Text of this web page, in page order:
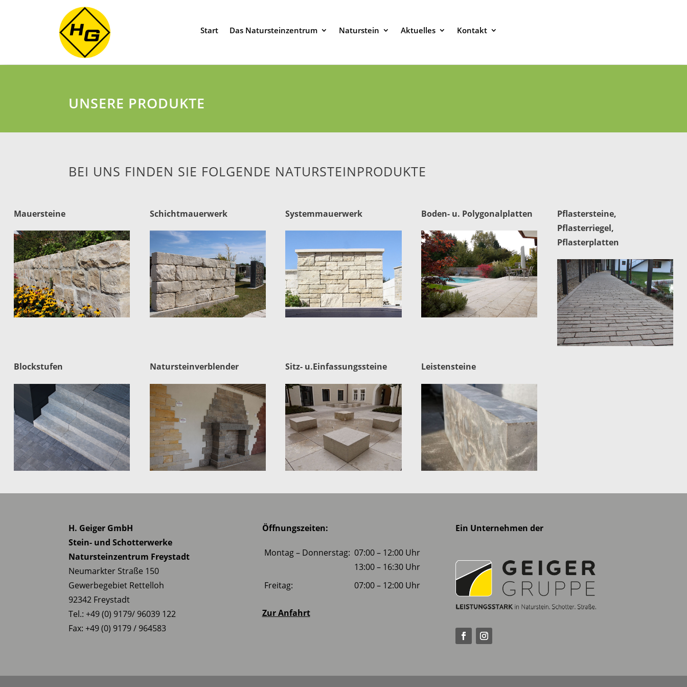
Start Das Natursteinzentrum Naturstein Aktuelles Kontakt
UNSERE PRODUKTE
BEI UNS FINDEN SIE FOLGENDE NATURSTEINPRODUKTE
Mauersteine Schichtmauerwerk Systemmauerwerk Boden- u. Polygonalplatten
Pflastersteine,
Pflasterriegel,
Pflasterplatten
Blockstufen Natursteinverblender Sitz- u.Einfassungssteine Leistensteine
H. Geiger GmbH
Stein- und Schotterwerke
Natursteinzentrum Freystadt
Neumarkter Straße 150
Gewerbegebiet Rettelloh
92342 Freystadt
Tel.: +49 (0) 9179/ 96039 122
Fax: +49 (0) 9179 / 964583
Öffnungszeiten:
Montag – Donnerstag: 07:00 – 12:00 Uhr
13:00 – 16:30 Uhr
Freitag:
07:00 – 12:00 Uhr
Zur Anfahrt
Ein Unternehmen der